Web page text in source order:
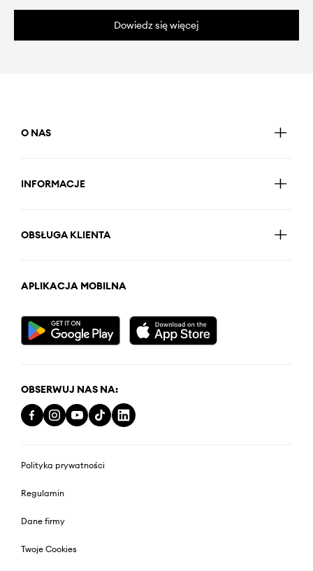
Dowiedz się więcej
O NAS
INFORMACJE
OBSŁUGA KLIENTA
APLIKACJA MOBILNA
OBSERWUJ NAS NA:
Polityka prywatności
Regulamin
Dane firmy
Twoje Cookies